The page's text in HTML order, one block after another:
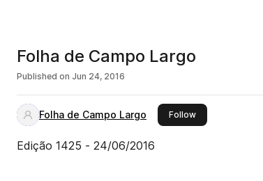
Folha de Campo Largo
Published on Jun 24, 2016
Folha de Campo Largo Followthis publisher
Edição 1425 - 24/06/2016